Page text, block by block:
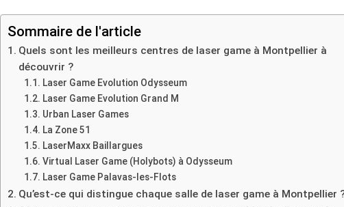
Sommaire de l'article
Quels sont les meilleurs centres de laser game à Montpellier à
découvrir ?
Laser Game Evolution Odysseum
Laser Game Evolution Grand M
Urban Laser Games
La Zone 51
LaserMaxx Baillargues
Virtual Laser Game (Holybots) à Odysseum
Laser Game Palavas-les-Flots
Qu’est-ce qui distingue chaque salle de laser game à Montpellier